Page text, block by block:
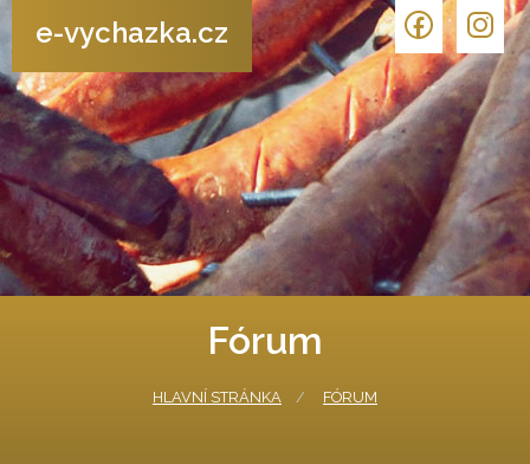
e-vychazka.cz
Fórum
HLAVNÍ STRÁNKA FÓRUM